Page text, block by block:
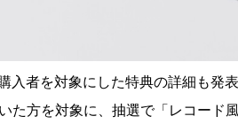
入者を対象にした特典の詳細も発
た方を対象に、抽選で「レコード